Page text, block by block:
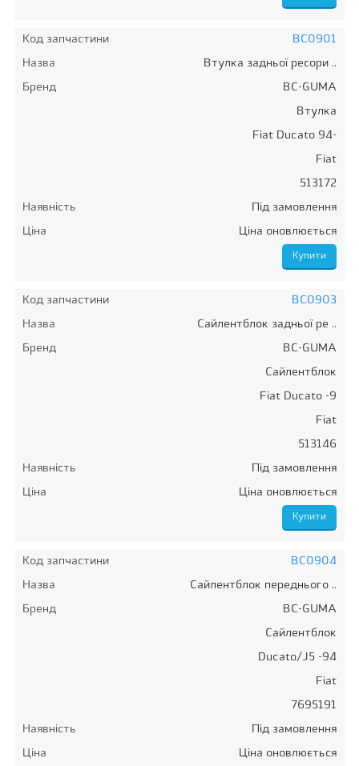
Код запчастини
BC0901
Назва
Втулка задньої ресори ..
Бренд
BC-GUMA
Втулка
Fiat Ducato 94-
Fiat
513172
Наявність
Під замовлення
Ціна
Ціна оновлюється
Код запчастини
BC0903
Назва
Сайлентблок задньої ре ..
Бренд
BC-GUMA
Сайлентблок
Fiat Ducato -9
Fiat
513146
Наявність
Під замовлення
Ціна
Ціна оновлюється
Код запчастини
BC0904
Назва
Сайлентблок переднього ..
Бренд
BC-GUMA
Сайлентблок
Ducato/J5 -94
Fiat
7695191
Наявність
Під замовлення
Ціна
Ціна оновлюється